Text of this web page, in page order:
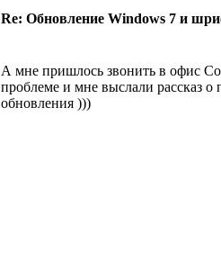
Re: Обновление Windows 7 и
А мне пришлось звонить в офис
проблеме и мне выслали рассказ
обновления )))